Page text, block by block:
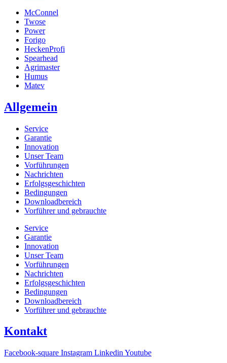
McConnel
Twose
Power
Forigo
HeckenProfi
Spearhead
Agrimaster
Humus
Matev
Allgemein
Service
Garantie
Innovation
Unser Team
Vorführungen
Nachrichten
Erfolgsgeschichten
Bedingungen
Downloadbereich
Vorführer und gebrauchte
Service
Garantie
Innovation
Unser Team
Vorführungen
Nachrichten
Erfolgsgeschichten
Bedingungen
Downloadbereich
Vorführer und gebrauchte
Kontakt
Facebook-square Instagram Linkedin Youtube